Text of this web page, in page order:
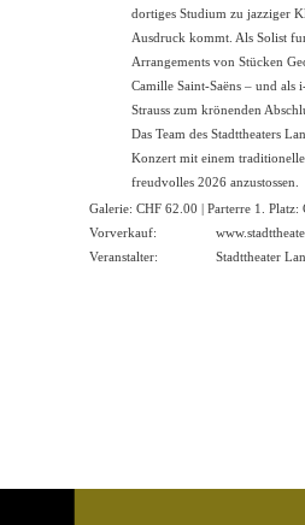
dortiges Studium zu jazziger
Ausdruck kommt. Als Solist
Arrangements von Stücken
Camille Saint-Saëns – und als
Strauss zum krönenden
Das Team des Stadttheaters
Konzert mit einem
freudvolles 2026 anzustossen.
Galerie: CHF 62.00 | Parterre 1.
Vorverkauf:
Veranstalter:
Stadttheater